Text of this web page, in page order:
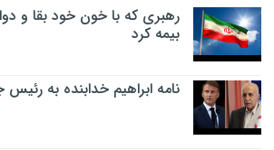
رهبری که با خون خود بقا و
بیمه کرد
نامه ابراهیم خدابنده به رئیس